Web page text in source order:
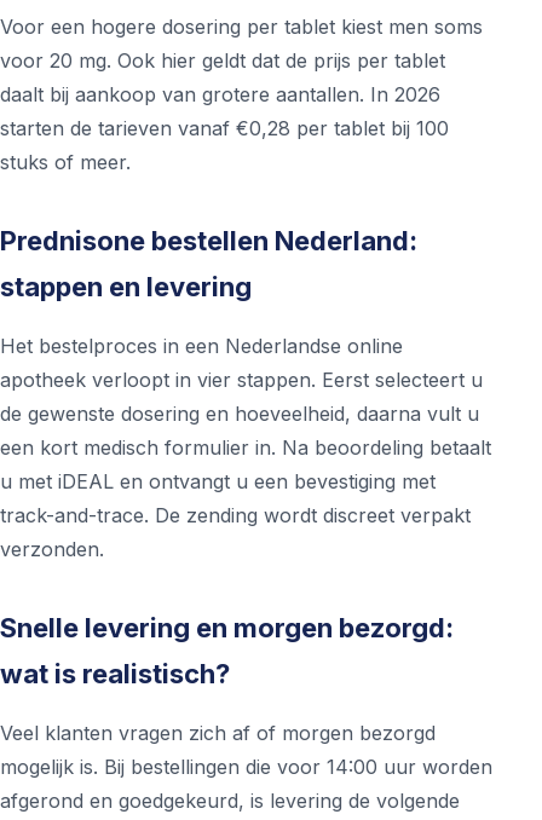
Voor een hogere dosering per tablet kiest men soms
voor 20 mg. Ook hier geldt dat de prijs per tablet
daalt bij aankoop van grotere aantallen. In 2026
starten de tarieven vanaf €0,28 per tablet bij 100
stuks of meer.
Prednisone bestellen Nederland:
stappen en levering
Het bestelproces in een Nederlandse online
apotheek verloopt in vier stappen. Eerst selecteert u
de gewenste dosering en hoeveelheid, daarna vult u
een kort medisch formulier in. Na beoordeling betaalt
u met iDEAL en ontvangt u een bevestiging met
track-and-trace. De zending wordt discreet verpakt
verzonden.
Snelle levering en morgen bezorgd:
wat is realistisch?
Veel klanten vragen zich af of morgen bezorgd
mogelijk is. Bij bestellingen die voor 14:00 uur worden
afgerond en goedgekeurd, is levering de volgende